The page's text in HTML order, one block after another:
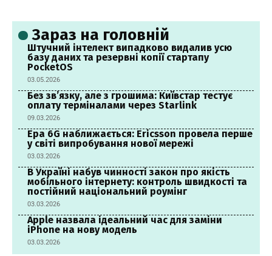
Зараз на головній
Штучний інтелект випадково видалив усю
базу даних та резервні копії стартапу
PocketOS
03.05.2026
Без зв’язку, але з грошима: Київстар тестує
оплату терміналами через Starlink
09.03.2026
Ера 6G наближається: Ericsson провела перше
у світі випробування нової мережі
03.03.2026
В Україні набув чинності закон про якість
мобільного інтернету: контроль швидкості та
постійний національний роумінг
03.03.2026
Apple назвала ідеальний час для заміни
iPhone на нову модель
03.03.2026